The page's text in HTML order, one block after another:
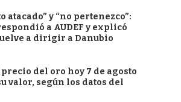
atacado” y “no pertenezco”:
a AUDEF y explicó
a dirigir a Danubio
precio del oro hoy 7 de agosto
valor, según los datos del